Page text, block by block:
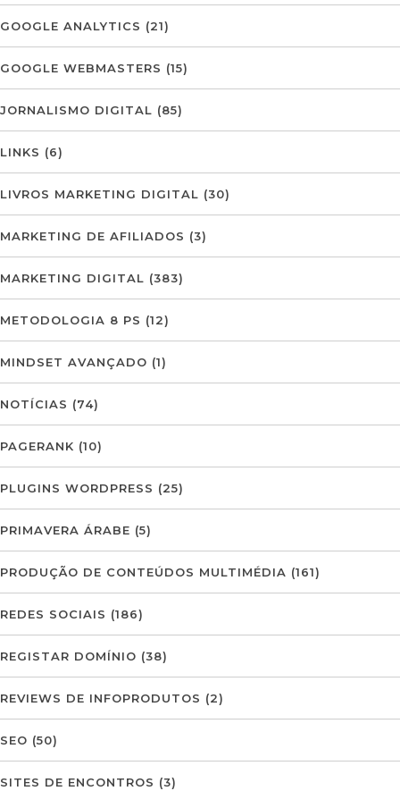
GOOGLE ANALYTICS (21)
GOOGLE WEBMASTERS (15)
JORNALISMO DIGITAL (85)
LINKS (6)
LIVROS MARKETING DIGITAL (30)
MARKETING DE AFILIADOS (3)
MARKETING DIGITAL (383)
METODOLOGIA 8 PS (12)
MINDSET AVANÇADO (1)
NOTÍCIAS (74)
PAGERANK (10)
PLUGINS WORDPRESS (25)
PRIMAVERA ÁRABE (5)
PRODUÇÃO DE CONTEÚDOS MULTIMÉDIA (161)
REDES SOCIAIS (186)
REGISTAR DOMÍNIO (38)
REVIEWS DE INFOPRODUTOS (2)
SEO (50)
SITES DE ENCONTROS (3)